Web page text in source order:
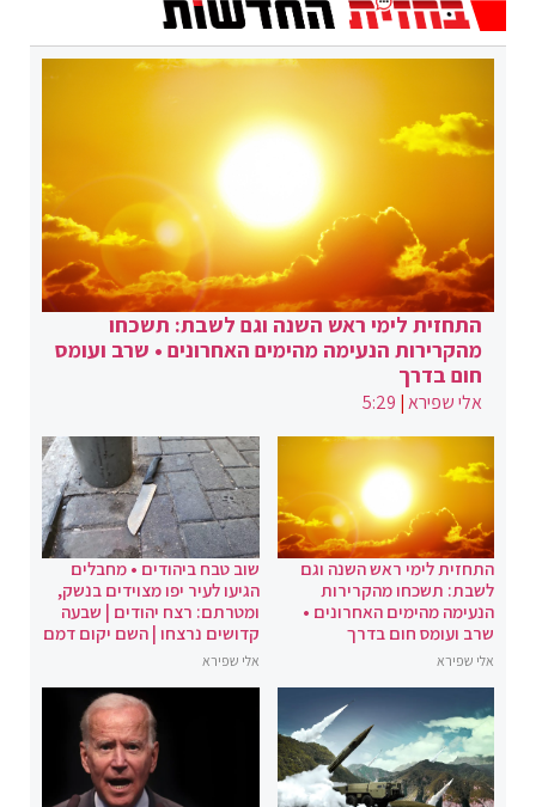
התחזית לימי ראש השנה וגם לשבת: תשכחו
מהקרירות הנעימה מהימים האחרונים • שרב ועומס
חום בדרך
אלי שפירא|
5:29
התחזית לימי ראש השנה וגם
לשבת: תשכחו מהקרירות
הנעימה מהימים האחרונים •
שרב ועומס חום בדרך
אלי שפירא
שוב טבח ביהודים • מחבלים
הגיעו לעיר יפו מצוידים בנשק,
ומטרתם: רצח יהודים | שבעה
קדושים נרצחו | השם יקום דמם
אלי שפירא